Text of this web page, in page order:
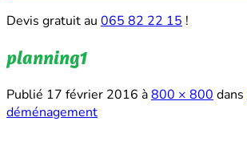
Devis gratuit au 065 82 22 15 !
planning1
Publié 17 février 2016 à800 × 800 dans
déménagement